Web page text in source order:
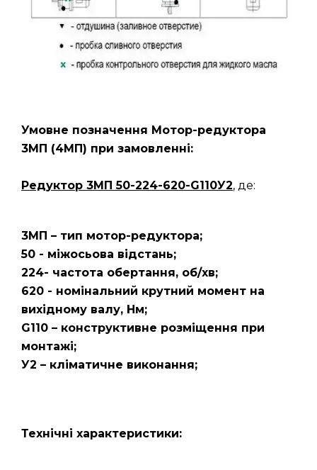
Умовне позначення Мотор-редуктора
3МП (4МП) при замовленні:
Редуктор 3МП 50-224-620-G110У2, де:
3МП – тип мотор-редуктора;
50 - міжосьова відстань;
224- частота обертання, об/хв;
620 - номінальний крутний момент на
вихідному валу, Нм;
G110 – конструктивне розміщення при
монтажі;
У2 – кліматичне виконання;
Технічні характеристики: